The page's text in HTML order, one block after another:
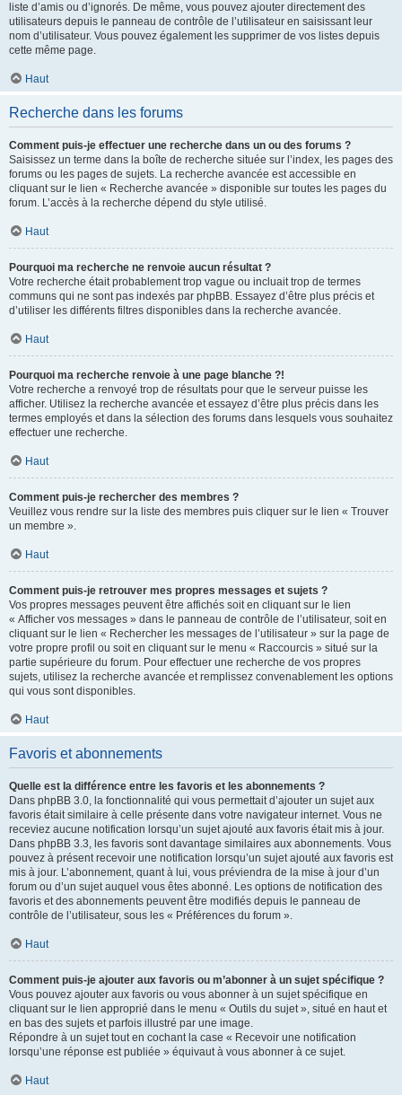
liste d’amis ou d’ignorés. De même, vous pouvez ajouter directement des
utilisateurs depuis le panneau de contrôle de l’utilisateur en saisissant leur
nom d’utilisateur. Vous pouvez également les supprimer de vos listes depuis
cette même page.
Haut
Recherche dans les forums
Comment puis-je effectuer une recherche dans un ou des forums ?
Saisissez un terme dans la boîte de recherche située sur l’index, les pages des
forums ou les pages de sujets. La recherche avancée est accessible en
cliquant sur le lien « Recherche avancée » disponible sur toutes les pages du
forum. L’accès à la recherche dépend du style utilisé.
Haut
Pourquoi ma recherche ne renvoie aucun résultat ?
Votre recherche était probablement trop vague ou incluait trop de termes
communs qui ne sont pas indexés par phpBB. Essayez d’être plus précis et
d’utiliser les différents filtres disponibles dans la recherche avancée.
Haut
Pourquoi ma recherche renvoie à une page blanche ?!
Votre recherche a renvoyé trop de résultats pour que le serveur puisse les
afficher. Utilisez la recherche avancée et essayez d’être plus précis dans les
termes employés et dans la sélection des forums dans lesquels vous souhaitez
effectuer une recherche.
Haut
Comment puis-je rechercher des membres ?
Veuillez vous rendre sur la liste des membres puis cliquer sur le lien « Trouver
un membre ».
Haut
Comment puis-je retrouver mes propres messages et sujets ?
Vos propres messages peuvent être affichés soit en cliquant sur le lien
« Afficher vos messages » dans le panneau de contrôle de l’utilisateur, soit en
cliquant sur le lien « Rechercher les messages de l’utilisateur » sur la page de
votre propre profil ou soit en cliquant sur le menu « Raccourcis » situé sur la
partie supérieure du forum. Pour effectuer une recherche de vos propres
sujets, utilisez la recherche avancée et remplissez convenablement les options
qui vous sont disponibles.
Haut
Favoris et abonnements
Quelle est la différence entre les favoris et les abonnements ?
Dans phpBB 3.0, la fonctionnalité qui vous permettait d’ajouter un sujet aux
favoris était similaire à celle présente dans votre navigateur internet. Vous ne
receviez aucune notification lorsqu’un sujet ajouté aux favoris était mis à jour.
Dans phpBB 3.3, les favoris sont davantage similaires aux abonnements. Vous
pouvez à présent recevoir une notification lorsqu’un sujet ajouté aux favoris est
mis à jour. L’abonnement, quant à lui, vous préviendra de la mise à jour d’un
forum ou d’un sujet auquel vous êtes abonné. Les options de notification des
favoris et des abonnements peuvent être modifiés depuis le panneau de
contrôle de l’utilisateur, sous les « Préférences du forum ».
Haut
Comment puis-je ajouter aux favoris ou m’abonner à un sujet spécifique ?
Vous pouvez ajouter aux favoris ou vous abonner à un sujet spécifique en
cliquant sur le lien approprié dans le menu « Outils du sujet », situé en haut et
en bas des sujets et parfois illustré par une image.
Répondre à un sujet tout en cochant la case « Recevoir une notification
lorsqu’une réponse est publiée » équivaut à vous abonner à ce sujet.
Haut